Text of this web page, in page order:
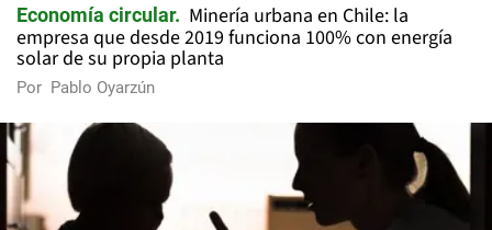
Economía circular
Minería urbana en Chile: la
empresa que desde 2019 funciona 100% con energía
solar de su propia planta
Por Pablo Oyarzún